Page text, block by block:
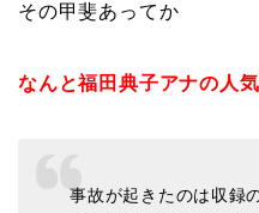
その甲斐あってか
なんと福田典子アナの人
事故が起きたのは収録